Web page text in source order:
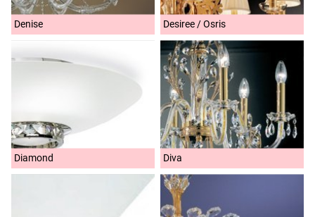
Denise Desiree / Osris
Diamond Diva